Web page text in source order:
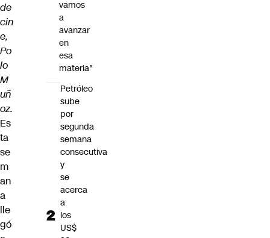
de
cin
e,
Po
lo
M
uñ
oz.
Es
ta
se
m
an
a
lle
gó
vamos
a
avanzar
en
esa
materia"
Petróleo
sube
por
segunda
semana
consecutiva
y
se
acerca
a
los
US$